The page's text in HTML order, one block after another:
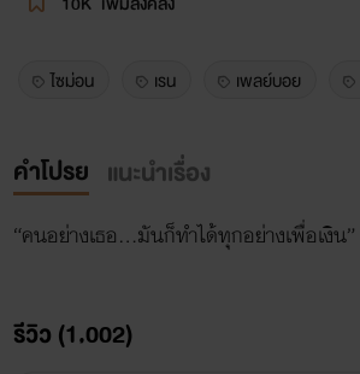
ไซม่อน เรน เพลย์บอย
คำโปรย แนะนำเรื่อง
“คนอย่างเธอ…มันก็ทำได้ทุกอย่างเพื่อเงิน”
รีวิว (1,002)